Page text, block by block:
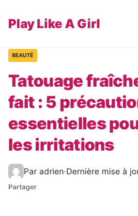
Play Like A Girl
BEAUTÉ
Tatouage
fait : 5
essentielles
les irritations
Par adrien·Dernière mise à
Partager